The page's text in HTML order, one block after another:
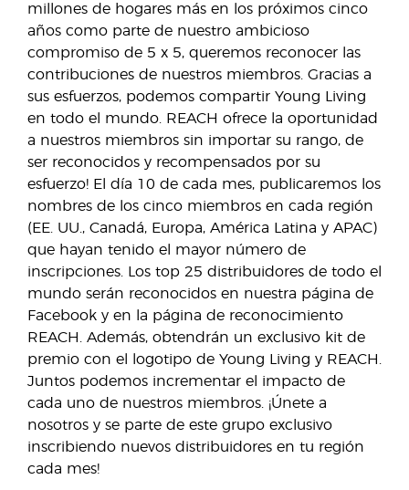
millones de hogares más en los próximos cinco
años como parte de nuestro ambicioso
compromiso de 5 x 5, queremos reconocer las
contribuciones de nuestros miembros. Gracias a
sus esfuerzos, podemos compartir Young Living
en todo el mundo. REACH ofrece la oportunidad
a nuestros miembros sin importar su rango, de
ser reconocidos y recompensados por su
esfuerzo! El día 10 de cada mes, publicaremos los
nombres de los cinco miembros en cada región
(EE. UU., Canadá, Europa, América Latina y APAC)
que hayan tenido el mayor número de
inscripciones. Los top 25 distribuidores de todo el
mundo serán reconocidos en nuestra página de
Facebook y en la página de reconocimiento
REACH. Además, obtendrán un exclusivo kit de
premio con el logotipo de Young Living y REACH.
Juntos podemos incrementar el impacto de
cada uno de nuestros miembros. ¡Únete a
nosotros y se parte de este grupo exclusivo
inscribiendo nuevos distribuidores en tu región
cada mes!